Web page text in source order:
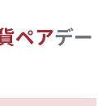
ペアデー